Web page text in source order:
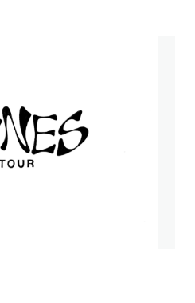
Articles
About